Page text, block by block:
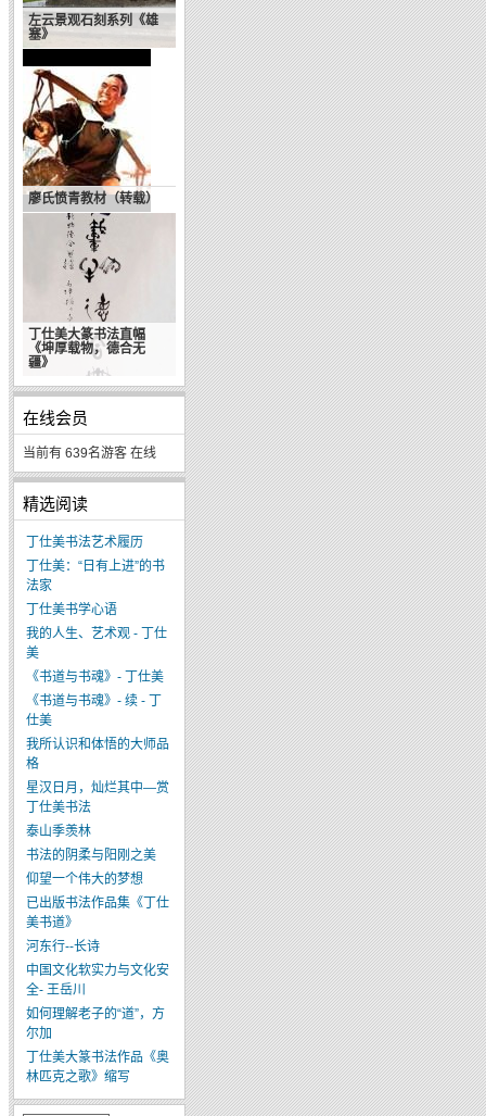
左云景观石刻系列《雄
塞》
廖氏愤青教材（转载）
丁仕美大篆书法直幅
《坤厚载物，德合无
疆》
在线会员
当前有 639名游客 在线
精选阅读
丁仕美书法艺术履历
丁仕美：“日有上进”的书
法家
丁仕美书学心语
我的人生、艺术观 - 丁仕
美
《书道与书魂》- 丁仕美
《书道与书魂》- 续 - 丁
仕美
我所认识和体悟的大师品
格
星汉日月，灿烂其中—赏
丁仕美书法
泰山季羡林
书法的阴柔与阳刚之美
仰望一个伟大的梦想
已出版书法作品集《丁仕
美书道》
河东行--长诗
中国文化软实力与文化安
全- 王岳川
如何理解老子的“道”，方
尔加
丁仕美大篆书法作品《奥
林匹克之歌》缩写